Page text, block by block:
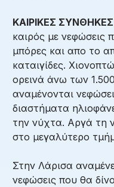
ΚΑΙΡΙΚΕΣ
καιρός με νεφώσεις
μπόρες και απο το
καταιγίδες.
ορεινά άνω των
αναμένονται
διαστήματα
την νύχτα. Αργά τη
στο μεγαλύτερο
Στην Λάρισα
νεφώσεις που θα